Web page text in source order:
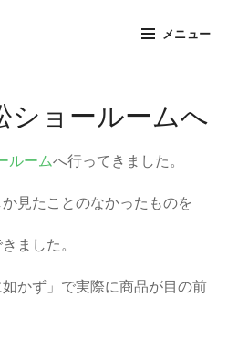
メニュー
ョールームへ
ルームへ行ってきました。
見たことのなかったものを
ました。
かず」で実際に商品が目の前